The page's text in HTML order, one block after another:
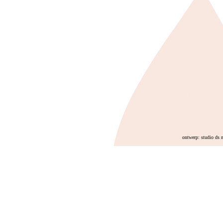
ontwerp: studio ds